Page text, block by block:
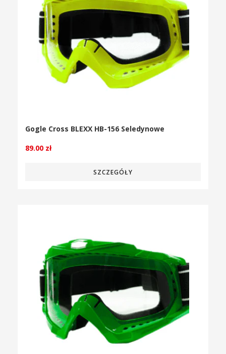
Gogle Cross BLEXX HB-156 Seledynowe
89.00 zł
SZCZEGÓŁY